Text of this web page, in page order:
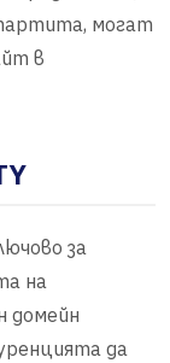
могат
в
за
на
домейн
да